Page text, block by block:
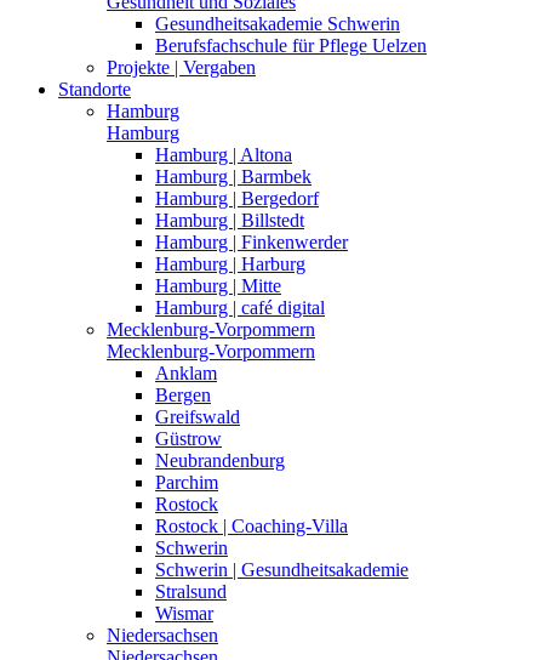
Gesundheitsakademie Schwerin
Berufsfachschule für Pflege Uelzen
Projekte | Vergaben
Standorte
Hamburg
Hamburg
Hamburg | Altona
Hamburg | Barmbek
Hamburg | Bergedorf
Hamburg | Billstedt
Hamburg | Finkenwerder
Hamburg | Harburg
Hamburg | Mitte
Hamburg | café digital
Mecklenburg-Vorpommern
Mecklenburg-Vorpommern
Anklam
Bergen
Greifswald
Güstrow
Neubrandenburg
Parchim
Rostock
Rostock | Coaching-Villa
Schwerin
Schwerin | Gesundheitsakademie
Stralsund
Wismar
Niedersachsen